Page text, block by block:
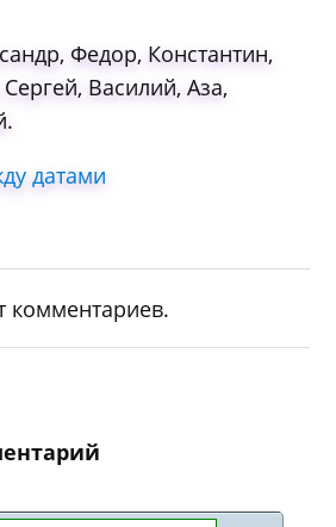
Федор, Константин,
Василий, Аза,
датами
комментариев.